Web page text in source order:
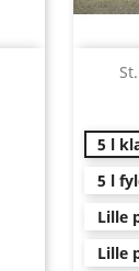
5 l
5 l
Lille
Lille